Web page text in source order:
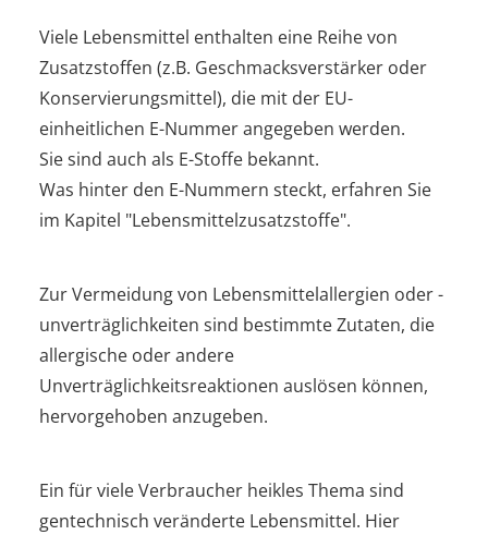
Viele Lebensmittel enthalten eine Reihe von
Zusatzstoffen (z.B. Geschmacksverstärker oder
Konservierungsmittel), die mit der EU-
einheitlichen E-Nummer angegeben werden.
Sie sind auch als E-Stoffe bekannt.
Was hinter den E-Nummern steckt, erfahren Sie
im Kapitel "Lebensmittelzusatzstoffe".
Zur Vermeidung von Lebensmittelallergien oder -
unverträglichkeiten sind bestimmte Zutaten, die
allergische oder andere
Unverträglichkeitsreaktionen auslösen können,
hervorgehoben anzugeben.
Ein für viele Verbraucher heikles Thema sind
gentechnisch veränderte Lebensmittel. Hier